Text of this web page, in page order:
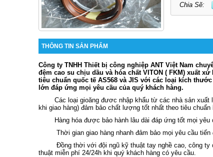
Chia Sẽ:
THÔNG TIN SẢN PHẨM
Công ty TNHH Thiết bị công nghiệp ANT Việt Nam
đệm cao su chịu dầu và hóa chất VITON ( FKM) xuất
tiêu chuẩn quốc tế AS568 và JIS với các loại kích
lớn đáp ứng mọi yêu cầu của quý khách hàng.
Các loại gioăng đươc nhập khẩu từ các nhà sản xuất
khi giao hàng) đảm bảo chất lượng tốt nhất theo tiêu chuẩn
Hàng hóa được bảo hành lâu dài đáp ứng tốt mọi yêu
Thời gian giao hàng nhanh đảm bảo mọi yêu cầu
Đồng thời với đội ngũ kỹ thuật tay nghề cao, công ty
thuật miễn phí 24/24h khi quý khách hàng có yêu cầu.